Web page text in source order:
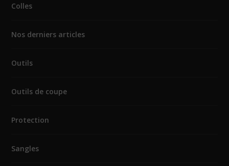
Colles
Nos derniers articles
Outils
Outils de coupe
Protection
Sangles